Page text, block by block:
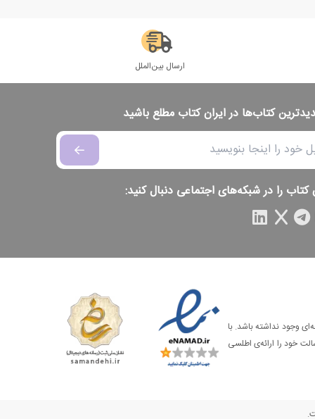
ارسال بین‌الملل
کتاب‌ها در ایران کتاب مطلع باشید
کتاب را در شبکه‌های اجتماعی دنبال کنید:
وجود نداشته باشد. با
خود را ارائه‌ی اطلسی